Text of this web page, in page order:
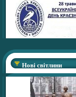
Нові світлини